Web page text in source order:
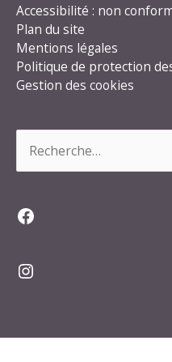
Accessibilité : non
Plan du site
Mentions légales
Politique de protection
Gestion des cookies
Facebook
Instagram